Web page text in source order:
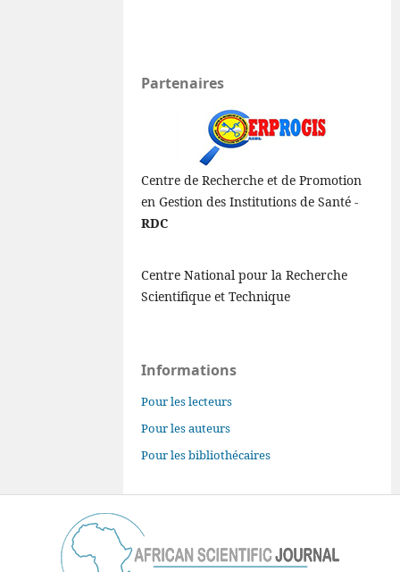
Partenaires
Centre de Recherche et de Promotion
en Gestion des Institutions de Santé -
RDC
Centre National pour la Recherche
Scientifique et Technique
Informations
Pour les lecteurs
Pour les auteurs
Pour les bibliothécaires